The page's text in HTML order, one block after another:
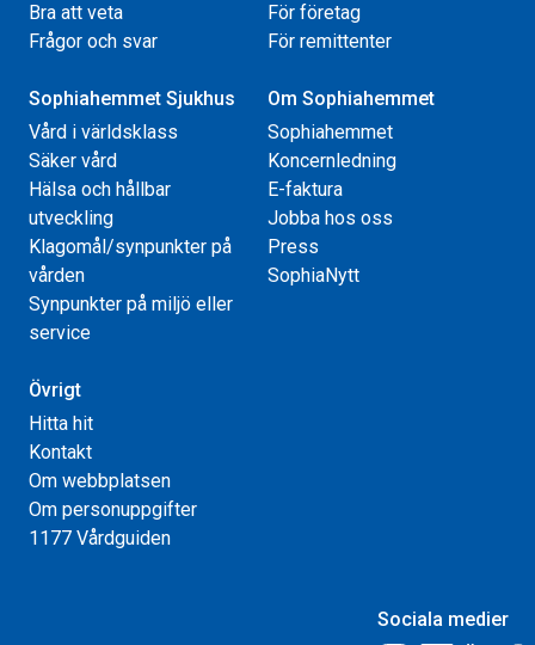
Bra att veta
Frågor och svar
För företag
För remittenter
Sophiahemmet Sjukhus
Vård i världsklass
Säker vård
Hälsa och hållbar
utveckling
Klagomål/synpunkter på
vården
Synpunkter på miljö eller
service
Om Sophiahemmet
Sophiahemmet
Koncernledning
E-faktura
Jobba hos oss
Press
SophiaNytt
Övrigt
Hitta hit
Kontakt
Om webbplatsen
Om personuppgifter
1177 Vårdguiden
Sociala medier